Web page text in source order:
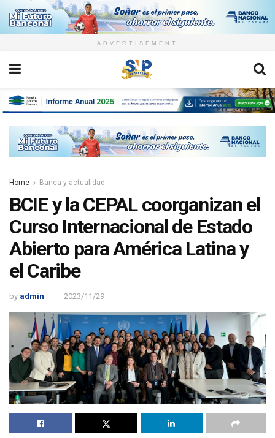
ADVERTISEMENT
Home Banca y actualidad
BCIE y la CEPAL coorganizan el
Curso Internacional de Estado
Abierto para América Latina y
el Caribe
by admin 2023/11/29